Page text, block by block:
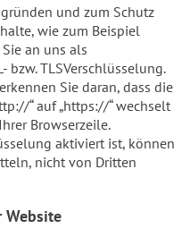
und zum Schutz
wie zum Beispiel
an uns als
bzw. TLSVerschlüsselung.
Sie daran, dass die
“ auf „https://“ wechselt
Browserzeile.
aktiviert ist, können
nicht von Dritten
Website